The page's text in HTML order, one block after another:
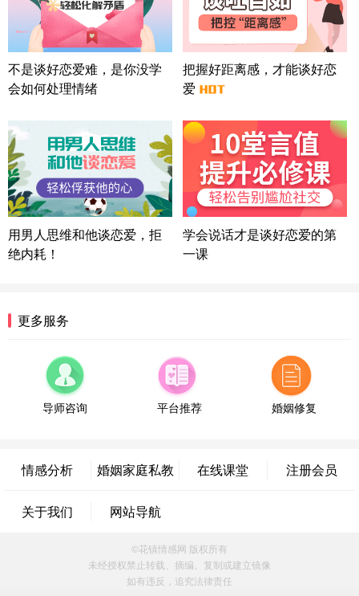
微信用户 巧?媚儿 通过此页面咨询，已获得专属情感
方案
上海-浦东 177****9074
56分钟前
微信用户 Liberty 通过此页面咨询，已获得专属情感
方案
广东-广州 188****5632
湖北-武汉 135****7410
41分钟前
微信用户 困困魚? 通过此页面咨询，已获得专属情感
方案
陕西-西安 139****6283
3分钟前
情感方案
浙江-宁波 150****8921
福建-厦门 159****4462
53分钟前
微信用户 凌乱小羊 通过此页面咨询，已获得专属情
辽宁-大连 176****2843
39分钟前
属情感方案
微信用户 墨笙 通过此页面咨询，已获得专属情感方
案
江苏-苏州 188****5187
不是谈好恋爱难，是你没学
会如何处理情绪
把握好距离感，才能谈好恋
爱
用男人思维和他谈恋爱，拒
绝内耗！
学会说话才是谈好恋爱的第
一课
更多服务
导师咨询 平台推荐 婚姻修复
情感分析 婚姻家庭私教 在线课堂 注册会员
关于我们 网站导航
©花镇情感网 版权所有
未经授权禁止转载、摘编、复制或建立镜像
如有违反，追究法律责任